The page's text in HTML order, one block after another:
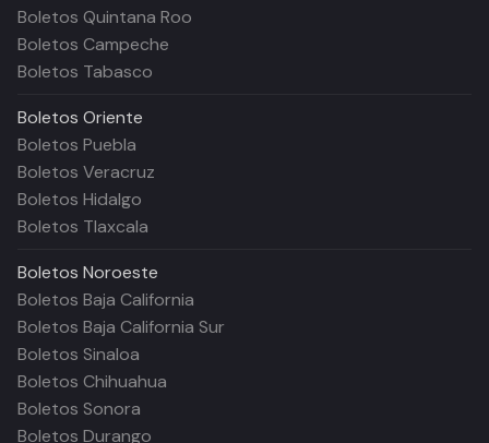
Boletos Quintana Roo
Boletos Campeche
Boletos Tabasco
Boletos Oriente
Boletos Puebla
Boletos Veracruz
Boletos Hidalgo
Boletos Tlaxcala
Boletos Noroeste
Boletos Baja California
Boletos Baja California Sur
Boletos Sinaloa
Boletos Chihuahua
Boletos Sonora
Boletos Durango